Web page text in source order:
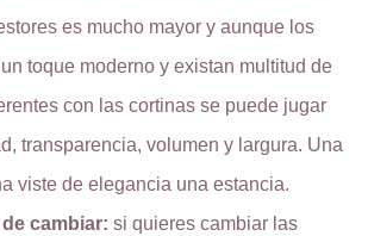
es mucho mayor y aunque los
toque moderno y existan multitud de
con las cortinas se puede jugar
transparencia, volumen y largura. Una
viste de elegancia una estancia.
cambiar:si quieres cambiar las